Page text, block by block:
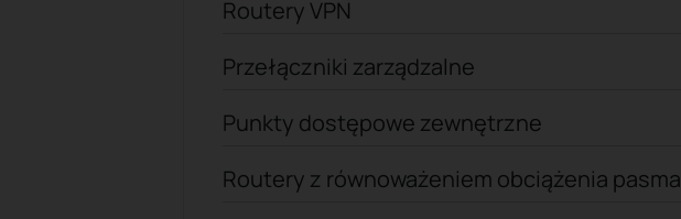
Routery VPN
Przełączniki zarządzalne
Punkty dostępowe zewnętrzne
Routery z równoważeniem obciążenia pasma